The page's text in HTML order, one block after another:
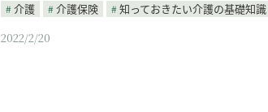
介護 介護保険
知っておきたい介護の基礎知識
2022/2/20